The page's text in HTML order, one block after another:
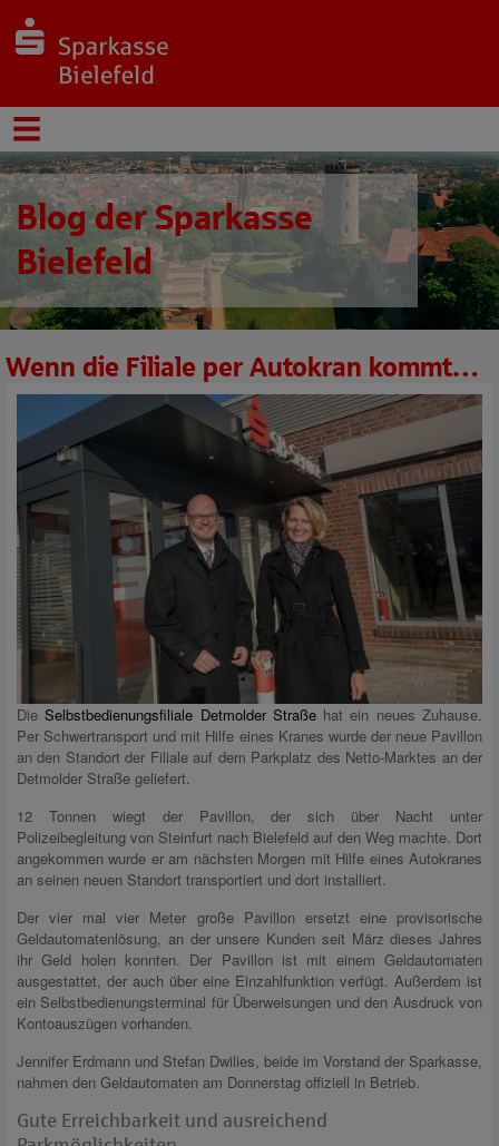
Blog der Sparkasse
Bielefeld
Wenn die Filiale per Autokran kommt…
DieSelbstbedienungsfiliale Detmolder Straßehat ein neues Zuhause.
Per Schwertransport und mit Hilfe eines Kranes wurde der neue Pavillon
an den Standort der Filiale auf dem Parkplatz des Netto-Marktes an der
Detmolder Straße geliefert.
12 Tonnen wiegt der Pavillon, der sich über Nacht unter
Polizeibegleitung von Steinfurt nach Bielefeld auf den Weg machte. Dort
angekommen wurde er am nächsten Morgen mit Hilfe eines Autokranes
an seinen neuen Standort transportiert und dort installiert.
Der vier mal vier Meter große Pavillon ersetzt eine provisorische
Geldautomatenlösung, an der unsere Kunden seit März dieses Jahres
ihr Geld holen konnten. Der Pavillon ist mit einem Geldautomaten
ausgestattet, der auch über eine Einzahlfunktion verfügt. Außerdem ist
ein Selbstbedienungsterminal für Überweisungen und den Ausdruck von
Kontoauszügen vorhanden.
Jennifer Erdmann und Stefan Dwilies, beide im Vorstand der Sparkasse,
nahmen den Geldautomaten am Donnerstag offiziell in Betrieb.
Gute Erreichbarkeit und ausreichend